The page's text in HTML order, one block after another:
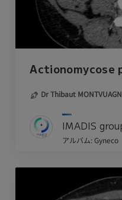
Actionomycose
Dr Thibaut
IMADIS
アルバム: Gyneco